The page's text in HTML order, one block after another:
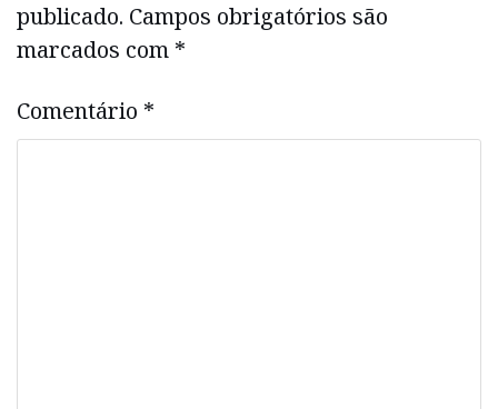
publicado. Campos obrigatórios são
marcados com *
Comentário *